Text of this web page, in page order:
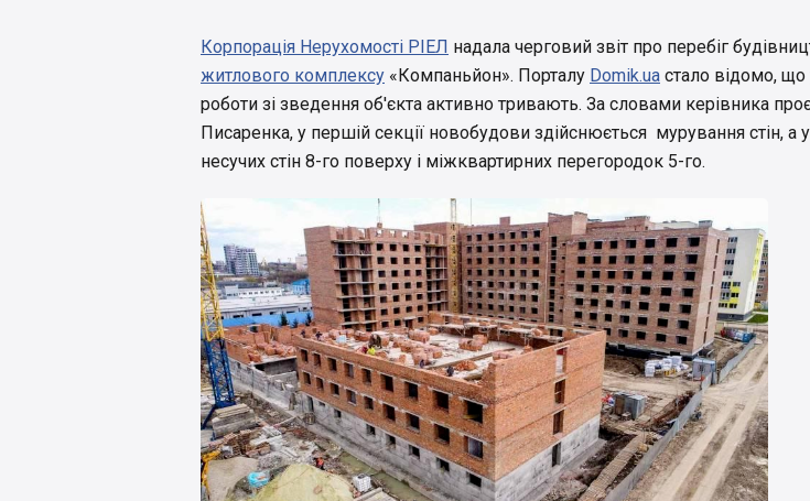
Корпорація Нерухомості РІЕЛ надала черговий звіт про перебіг
житлового комплексу «Компаньйон». Порталу Domik.ua стало відомо, що
роботи зі зведення об'єкта активно тривають. За словами керівника
Писаренка, у першій секції новобудови здійснюється мурування стін, а
несучих стін 8-го поверху і міжквартирних перегородок 5-го.